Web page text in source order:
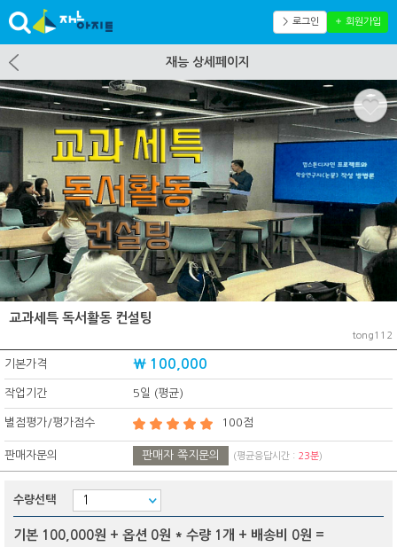
＞ 로그인 ＋ 회원가입
재능 상세페이지
교과세특 독서활동 컨설팅
tong112
기본가격 ₩ 100,000
작업기간 5일 (평균)
별점평가/평가점수 100점
판매자문의 판매자 쪽지문의 (평균응답시간 : 23분)
수량선택
기본 100,000원 + 옵션 0원 * 수량 1 개 + 배송비 0원 =